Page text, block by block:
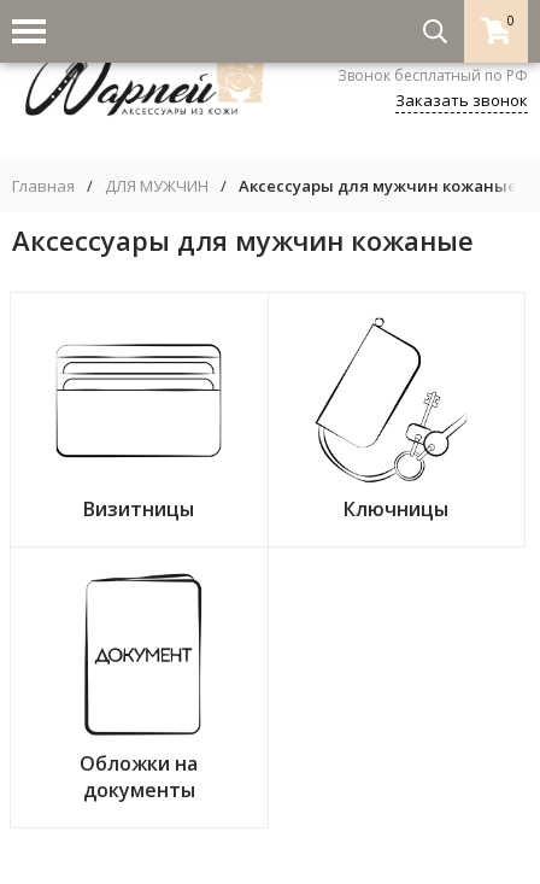
0
8-800-333-5530
Звонок бесплатный по РФ
Заказать звонок
Главная / ДЛЯ МУЖЧИН / Аксессуары для мужчин кожаные
Аксессуары для мужчин кожаные
Визитницы Ключницы
Обложки на
документы